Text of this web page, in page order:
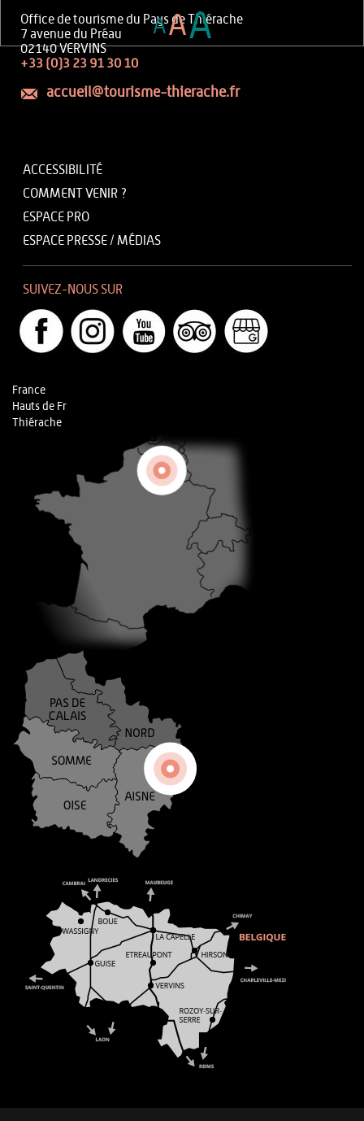
Office de tourisme du Pays de Thiérache
7 avenue du Préau
02140 VERVINS
+33 (0)3 23 91 30 10
accueil@tourisme-thierache.fr
ACCESSIBILITÉ
COMMENT VENIR ?
ESPACE PRO
ESPACE PRESSE / MÉDIAS
SUIVEZ-NOUS SUR
France
Hauts de Fr
Thiérache
AAA